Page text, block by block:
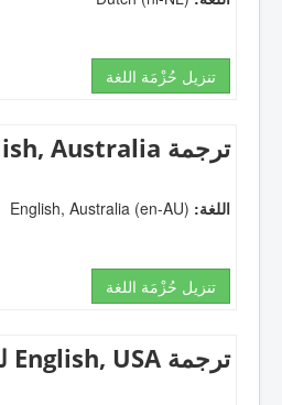
تنزيل حُزْمَة اللغة
ترجمة English, Australia لـ جوملا 1.5
اللغة:
تنزيل حُزْمَة اللغة
ترجمة English, USA لـ جوملا 1.5